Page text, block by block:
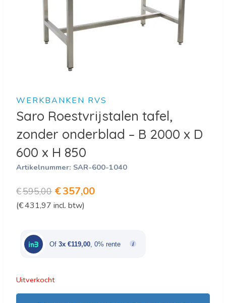
WERKBANKEN RVS
Saro Roestvrijstalen tafel,
zonder onderblad – B 2000 x D
600 x H 850
Artikelnummer: SAR-600-1040
€595,00 Oorspronkelijke
prijs
€595,00.
€357,00Huidige
€357,00.
(€431,97 incl. btw)
Of 3x €119,00, 0% rente
Uitverkocht